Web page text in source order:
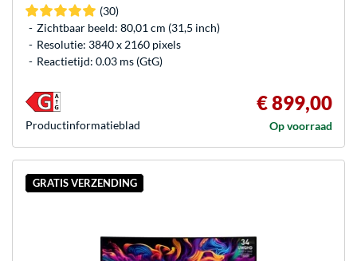
(30)
Zichtbaar beeld: 80,01 cm (31,5 inch)
Resolutie: 3840 x 2160 pixels
Reactietijd: 0.03 ms (GtG)
€ 899,00
Op voorraad
Product­informatieblad
GRATIS VERZENDING